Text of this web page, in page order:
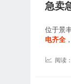
急卖
位于景
电齐全
阅读